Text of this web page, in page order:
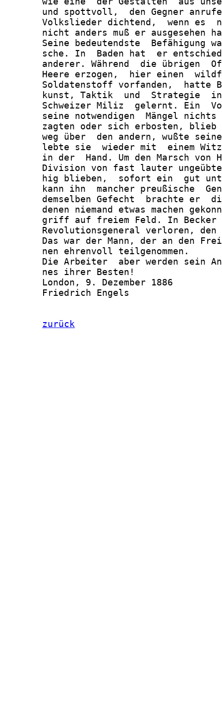
zurück